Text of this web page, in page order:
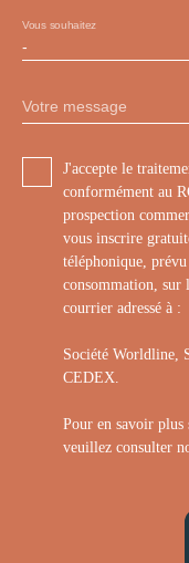
-
Vous souhaitez
Votre message
J'accepte le
conformément au
prospection
vous inscrire
téléphonique,
consommation,
courrier adressé à :
Société Worldline,
CEDEX.
Pour en savoir plus
veuillez consulter